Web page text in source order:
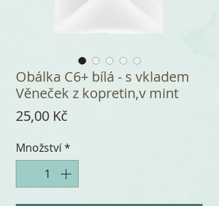
Obálka C6+ bílá - s vkladem
Věneček z kopretin,v mint
25,00 Kč
Množství*